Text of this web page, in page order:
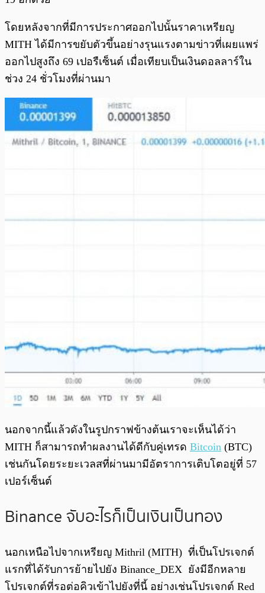
โดยหลังจากที่มีการประกาศออกไปนั้นราคาเหรียญ
MITH ได้มีการขยับตัวขึ้นอย่างรุนแรงตามข่าวที่เผยแพร่
ออกไปสูงถึง 69 เปอรืเซ็นต์ เมื่อเทียบเป็นเงินดอลลาร์ใน
ช่วง 24 ชั่วโมงที่ผ่านมา
นอกจากนี้แล้วดังในรูปกราฟข้างต้นเราจะเห็นได้ว่า
MITH ก็สามารถทำผลงานได้ดีกับคู่เทรด Bitcoin (BTC)
เช่นกันโดยระยะเวลสที่ผ่านมามีอัตราการเติบโตอยู่ที่ 57
เปอร์เซ็นต์
Binance จับอะไรก็เป็นเงินเป็นทอง
นอกเหนือไปจากเหรียญ Mithril (MITH) ที่เป็นโปรเจกต์
แรกที่ได้รับการย้ายไปยัง Binance_DEX ยังมีอีกหลาย
โปรเจกต์ที่รอต่อคิวเข้าไปยังที่นี้ อย่างเช่นโปรเจกต์ Red